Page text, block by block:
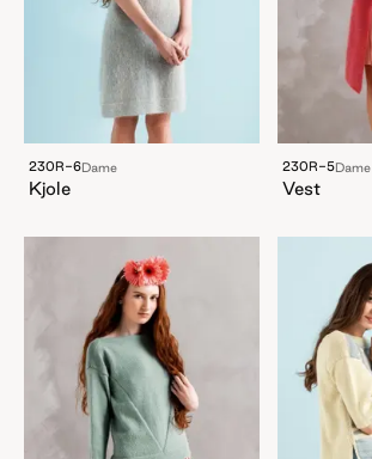
230R-6Dame
Kjole
230R-5Dame
Vest